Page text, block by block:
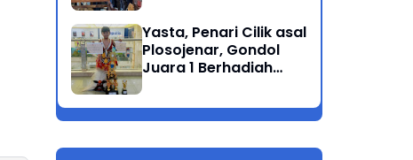
Jatim
Yasta, Penari Cilik asal
Plosojenar, Gondol
Juara 1 Berhadiah
Nusantara 2025